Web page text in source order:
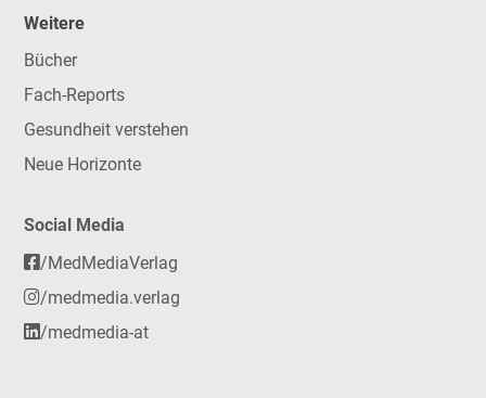
Weitere
Bücher
Fach-Reports
Gesundheit verstehen
Neue Horizonte
Social Media
/MedMediaVerlag
/medmedia.verlag
/medmedia-at